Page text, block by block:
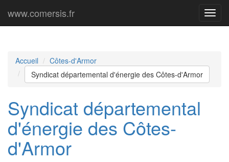
Menu
www.comersis.fr
Accueil
Côtes-d'Armor
Syndicat départemental d'énergie des Côtes-d'Armor
Syndicat départemental
d'énergie des Côtes-
d'Armor